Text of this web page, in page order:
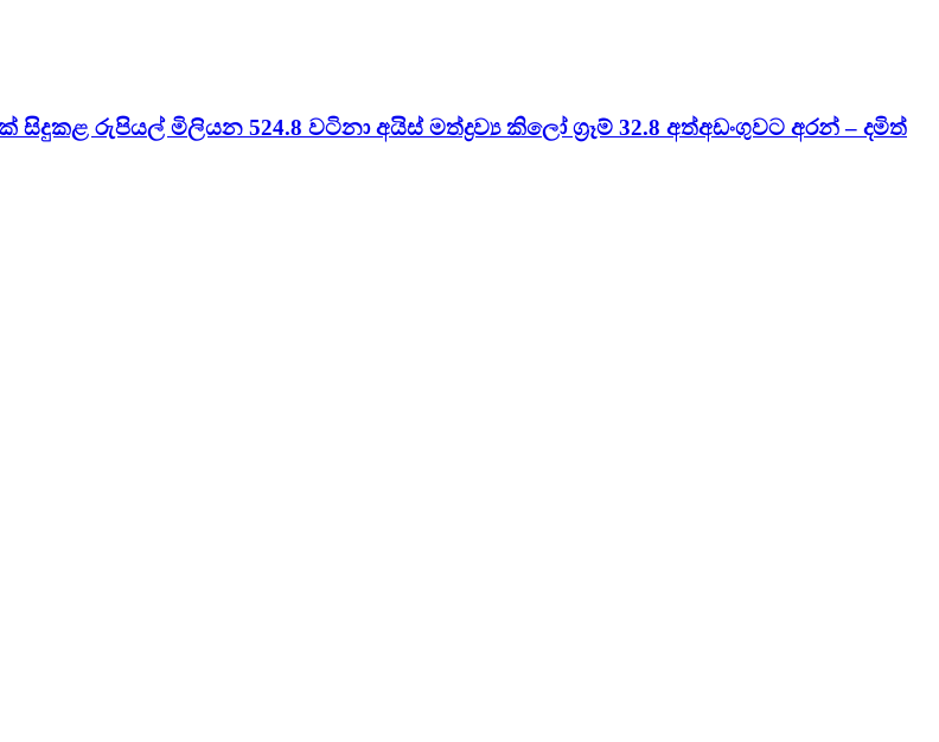
රුපියල් මිලියන 524.8 වටිනා අයිස් මත්ද්‍රව්‍ය කිලෝ ග්‍රෑම් 32.8 අත්අඩංගුවට අරන් – දමිත්